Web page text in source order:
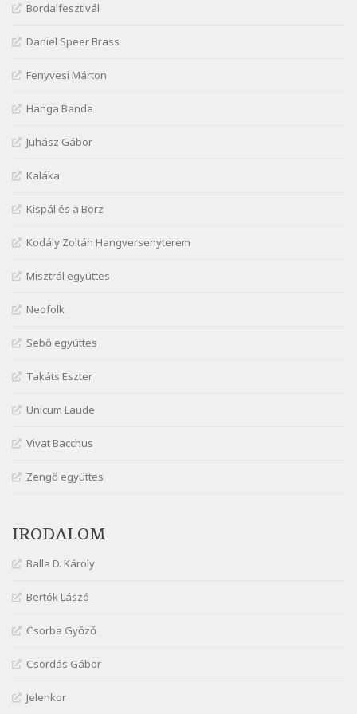
Kiss Benedek: Vonatozó
Kiss Dénes: Kerékpár
Szélkiáltó
Szélkiáltó
Márai Sándor: A világ füst
Márai Sándor: Ámen
Szélkiáltó
Márai Sándor: Dalocska
Márai Sándor: Együgyű vers gyorsvonatban
Márai Sándor: Ez a kávéház
Szélkiáltó
Szélkiáltó
Márai Sándor: Hol vagyok?
Szélkiáltó
Márai Sándor: Ujjgyakorlat 8
Márai Sándor: Zsoltár
Mária Sándor: Hallgatás
Szélkiáltó
Szélkiáltó
Bordalfesztivál
Daniel Speer Brass
Fenyvesi Márton
Hanga Banda
Juhász Gábor
Kaláka
Kispál és a Borz
Kodály Zoltán Hangversenyterem
Misztrál együttes
Neofolk
Sebő együttes
Takáts Eszter
Unicum Laude
Vivat Bacchus
Zengő együttes
IRODALOM
Balla D. Károly
Bertók Lászó
Csorba Győző
Csordás Gábor
Jelenkor